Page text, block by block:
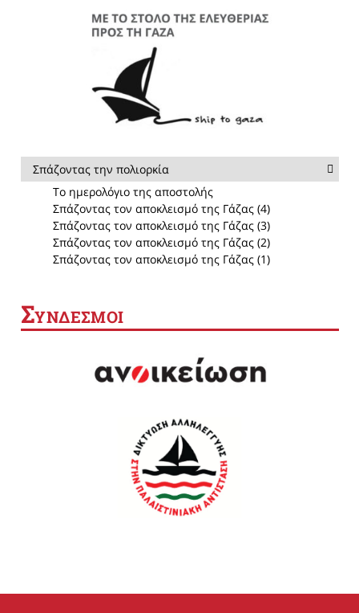
Σπάζοντας την πολιορκία
Το ημερολόγιο της αποστολής
Σπάζοντας τον αποκλεισμό της Γάζας (4)
Σπάζοντας τον αποκλεισμό της Γάζας (3)
Σπάζοντας τον αποκλεισμό της Γάζας (2)
Σπάζοντας τον αποκλεισμό της Γάζας (1)
ΣΥΝΔΕΣΜΟΙ